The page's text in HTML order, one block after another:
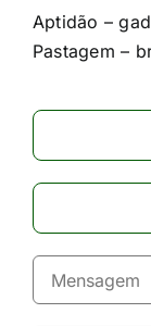
Aptidão –
Pastagem –